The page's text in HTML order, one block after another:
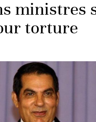
ministres
torture